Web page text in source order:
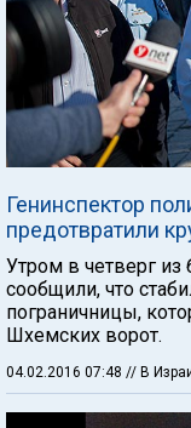
Генинспектор
предотвратили
Утром в четверг
сообщили, что
пограничницы,
Шхемских ворот.
04.02.2016 07:48 // В